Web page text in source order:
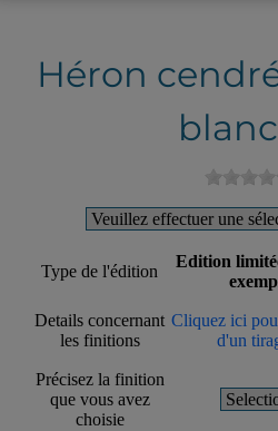
Héron
Type de l'édition
Edition
Details concernant
les finitions
Cliquez ici
d'un
Précisez la finition
que vous avez
choisie